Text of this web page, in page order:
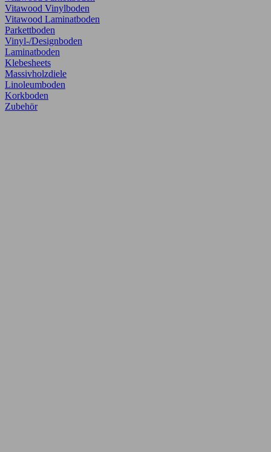
Vitawood Vinylboden
Vitawood Laminatboden
Parkettboden
Vinyl-/Designboden
Laminatboden
Klebesheets
Massivholzdiele
Linoleumboden
Korkboden
Zubehör